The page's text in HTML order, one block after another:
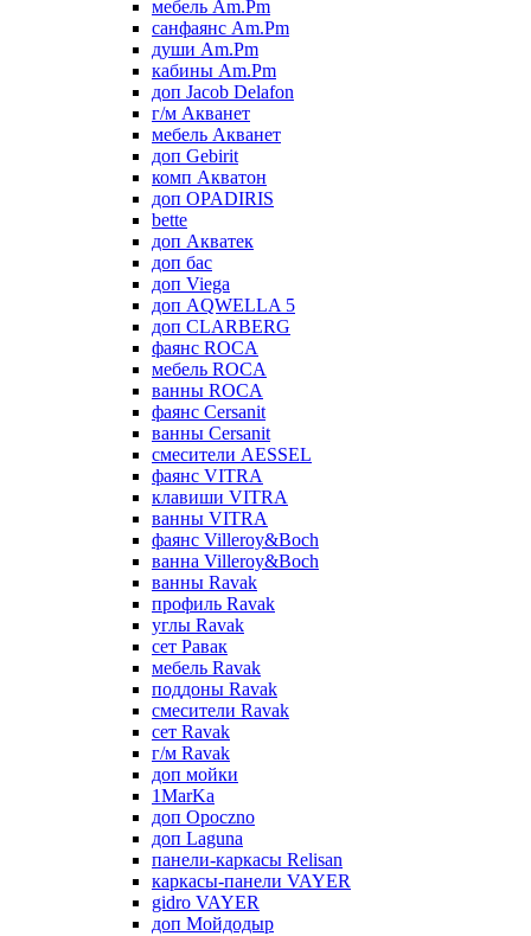
мебель Am.Pm
санфаянс Am.Pm
души Am.Pm
кабины Am.Pm
доп Jacob Delafon
г/м Акванет
мебель Акванет
доп Gebirit
комп Акватон
доп OPADIRIS
bette
доп Акватек
доп бас
доп Viega
доп AQWELLA 5
доп CLARBERG
фаянс ROCA
мебель ROCA
ванны ROCA
фаянс Cersanit
ванны Cersanit
смесители AESSEL
фаянс VITRA
клавиши VITRA
ванны VITRA
фаянс Villeroy&Boch
ванна Villeroy&Boch
ванны Ravak
профиль Ravak
углы Ravak
сет Равак
мебель Ravak
поддоны Ravak
смесители Ravak
сет Ravak
г/м Ravak
доп мойки
1MarKa
доп Opoczno
доп Laguna
панели-каркасы Relisan
каркасы-панели VAYER
gidro VAYER
доп Мойдодыр